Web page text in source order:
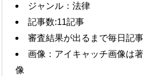
ジャンル：法律
記事数:11記事
審査結果が出るまで毎日記
画像：アイキャッチ画像は
像